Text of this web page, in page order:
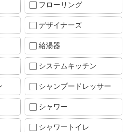
フローリング
デザイナーズ
給湯器
システムキッチン
シャンプードレッサー
シャワー
シャワートイレ